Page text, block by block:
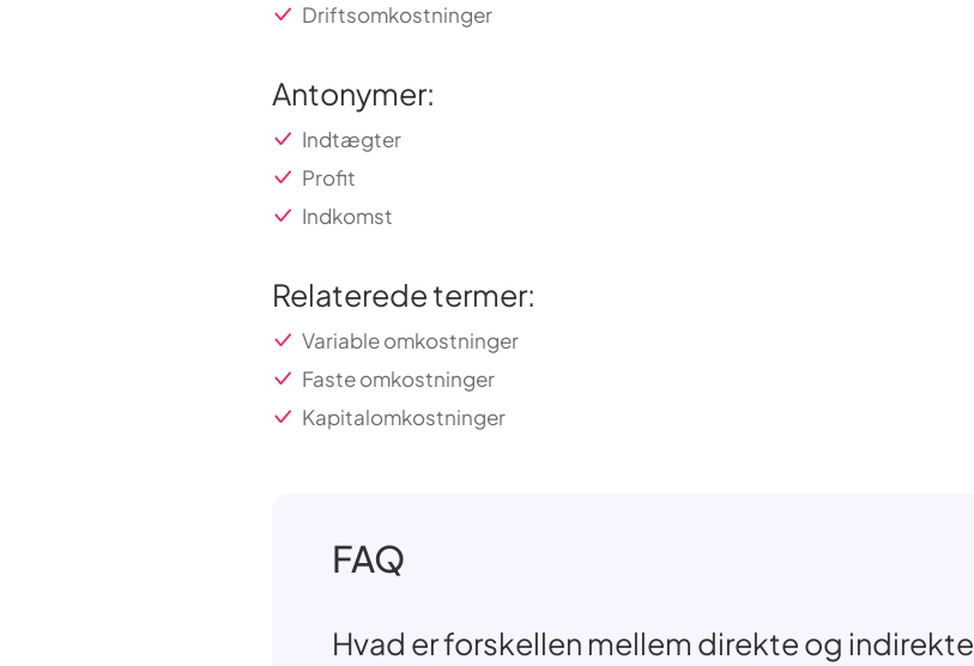
Driftsomkostninger
Antonymer:
Indtægter
Profit
Indkomst
Relaterede termer:
Variable omkostninger
Faste omkostninger
Kapitalomkostninger
FAQ
Hvad er forskellen mellem direkte og indirekte